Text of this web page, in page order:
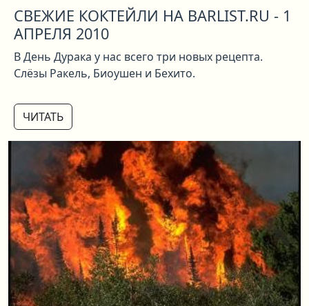
СВЕЖИЕ КОКТЕЙЛИ НА BARLIST.RU - 1
АПРЕЛЯ 2010
В День Дурака у нас всего три новых рецепта.
Слёзы Ракель, Биоушен и Бехито.
ЧИТАТЬ